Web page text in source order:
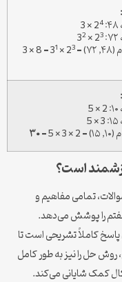
4
× 3
3
× 3
2
= 2
3
× 3
1
= 8 × 3
3 × 5 =
۳۰
است؟
تمامی مفاهیم و
پاسخ کاملاً تشریحی است تا
حل را نیز به طور کامل
کمک شایانی می‌کند.